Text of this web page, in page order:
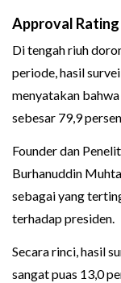
Approval
Di tengah riuh
periode, hasil
menyatakan
sebesar 79,9
Founder dan
Burhanuddin
sebagai yang
terhadap presiden.
Secara rinci, hasil
sangat puas 13,0